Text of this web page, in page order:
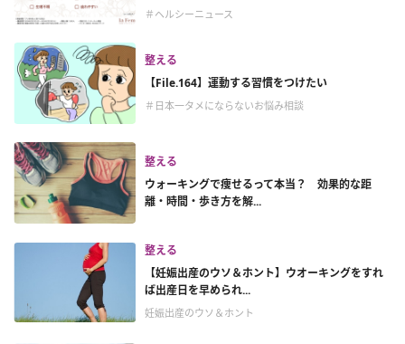
＃ヘルシーニュース
整える
【File.164】運動する習慣をつけたい
＃日本一タメにならないお悩み相談
整える
ウォーキングで痩せるって本当？ 効果的な距
離・時間・歩き方を解...
整える
【妊娠出産のウソ＆ホント】ウオーキングをすれ
ば出産日を早められ...
妊娠出産のウソ＆ホント